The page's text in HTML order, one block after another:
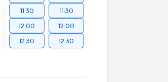
11:30
12:00
12:30
11:30
12:00
12:30